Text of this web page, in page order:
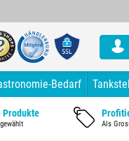
Bedarf
Produkte
Als